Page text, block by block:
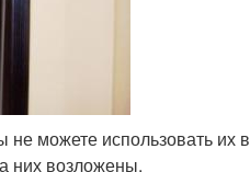
можете использовать их
них возложены.